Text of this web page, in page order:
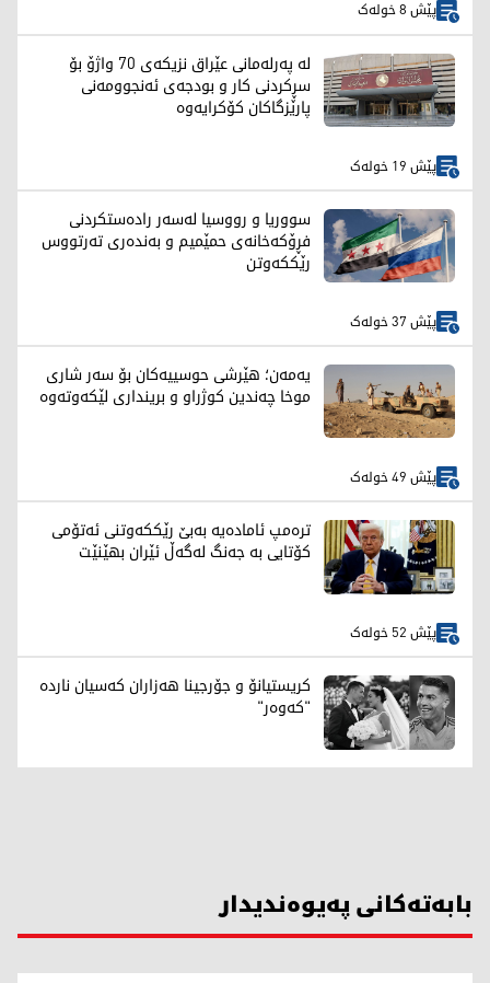
پێش 8 خولەک
لە پەرلەمانی عێراق نزیکەی 70 واژۆ بۆ
سڕکردنی کار و بودجەی ئەنجوومەنی
پارێزگاکان کۆکرایەوە
پێش 19 خولەک
سووریا و رووسیا لەسەر رادەستکردنی
فڕۆکەخانەی حمێمیم و بەندەری تەرتووس
رێککەوتن
پێش 37 خولەک
یەمەن؛ هێرشی حوسییەکان بۆ سەر شاری
موخا چەندین کوژراو و برینداری لێکەوتەوە
پێش 49 خولەک
ترەمپ ئامادەیە بەبێ رێککەوتنی ئەتۆمی
کۆتایی بە جەنگ لەگەڵ ئێران بهێنێت
پێش 52 خولەک
کریستیانۆ و جۆرجینا هەزاران کەسیان ناردە
"کەوەر"
بابەتەکانی پەیوەندیدار